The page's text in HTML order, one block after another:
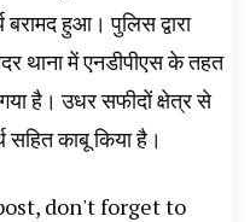
बरामद हुआ। पुलिस द्वारा
थाना में एनडीपीएस के तहत
है। उधर सफीदों क्षेत्र से
काबू किया है।
don't forget to